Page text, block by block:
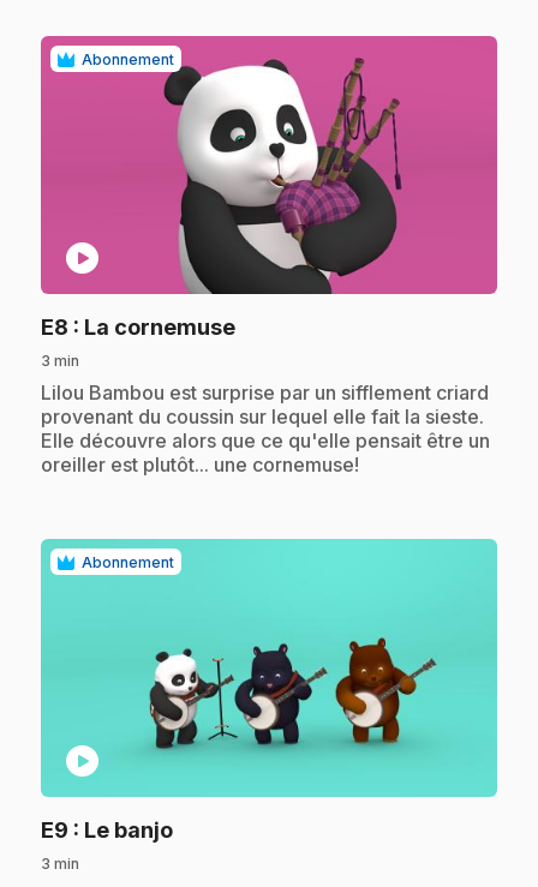
Abonnement
play_circle
E8 : La cornemuse.
3 min
.Lilou Bambou est surprise par un sifflement criard
provenant du coussin sur lequel elle fait la sieste.
Elle découvre alors que ce qu'elle pensait être un
oreiller est plutôt... une cornemuse!
Abonnement
play_circle
E9 : Le banjo.
3 min